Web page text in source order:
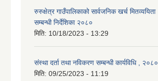
रुरुक्षेत्र गाउँपालिकाको सार्वजनिक खर्च मितव्ययिता
सम्बन्धी निर्देशिका २०८०
मिति: 10/18/2023 - 13:29
संस्था दर्ता तथा नविकरण सम्बन्धी कार्यविधि , २०८०
मिति: 09/25/2023 - 11:19